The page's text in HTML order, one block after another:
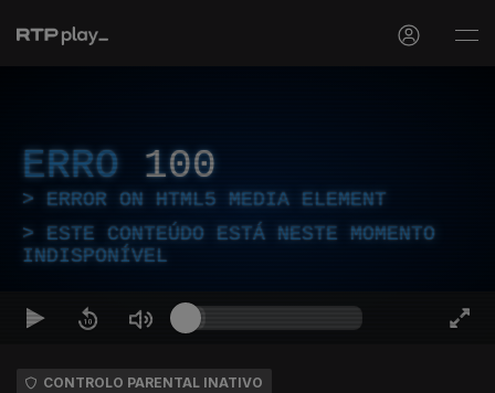
ERRO 100
ERROR ON HTML5 MEDIA ELEMENT
ESTE CONTEÚDO ESTÁ NESTE MOMENTO
INDISPONÍVEL
CONTROLO PARENTAL INATIVO